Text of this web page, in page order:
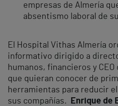
empresas de Almería
absentismo laboral de
El Hospital Vithas Almería
informativo dirigido a
humanos, financieros y
que quieran conocer de
herramientas para reducir
sus compañías.
Enrique de